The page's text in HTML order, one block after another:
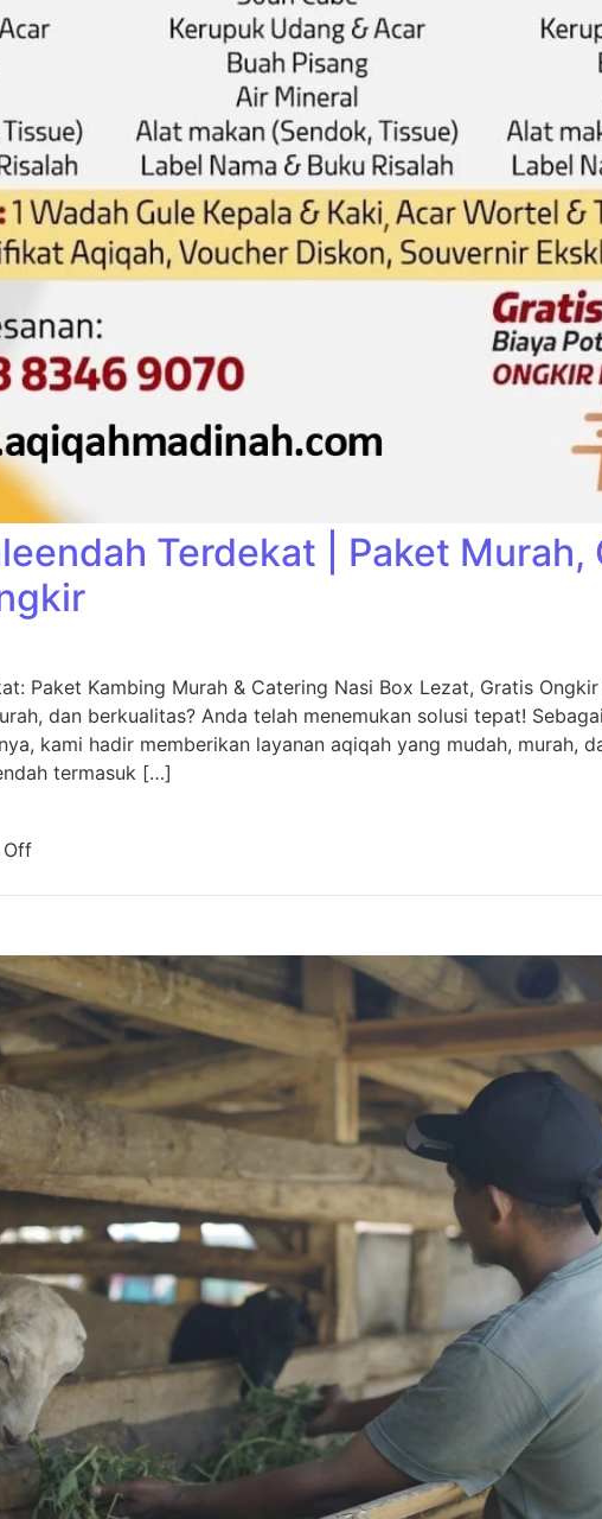
Terdekat | Paket Murah,
Paket Kambing Murah & Catering Nasi Box Lezat, Gratis
dan berkualitas? Anda telah menemukan solusi tepat!
kami hadir memberikan layanan aqiqah yang mudah, murah,
termasuk […]
Off